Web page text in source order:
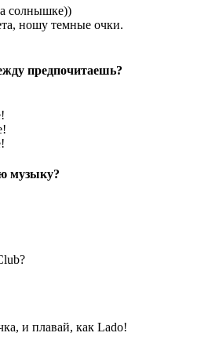
солнышке))
ношу темные очки.
предпочитаешь?
музыку?
и плавай, как Lado!